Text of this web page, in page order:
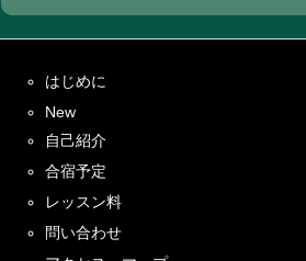
はじめに
New
自己紹介
合宿予定
レッスン料
問い合わせ